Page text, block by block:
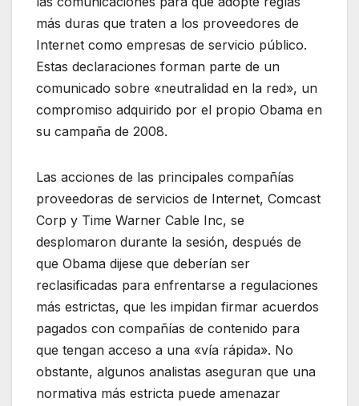
más duras que traten a los proveedores de
Internet como empresas de servicio público.
Estas declaraciones forman parte de un
comunicado sobre «neutralidad en la red», un
compromiso adquirido por el propio Obama en
su campaña de 2008.
Las acciones de las principales compañías
proveedoras de servicios de Internet, Comcast
Corp y Time Warner Cable Inc, se
desplomaron durante la sesión, después de
que Obama dijese que deberían ser
reclasificadas para enfrentarse a regulaciones
más estrictas, que les impidan firmar acuerdos
pagados con compañías de contenido para
que tengan acceso a una «vía rápida». No
obstante, algunos analistas aseguran que una
normativa más estricta puede amenazar